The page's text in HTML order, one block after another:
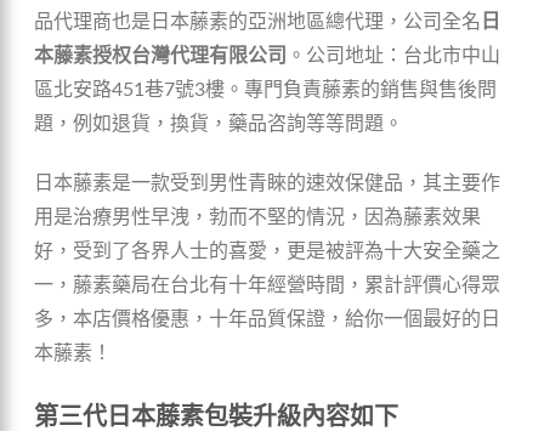
品代理商也是日本藤素的亞洲地區總代理，公司全名 日
本藤素授权台灣代理有限公司 。公司地址：台北市中山
區北安路451巷7號3樓。專門負責藤素的銷售與售後問
題，例如退貨，換貨，藥品咨詢等等問題。
日本藤素是一款受到男性青睞的速效保健品，其主要作
用是治療男性早洩，勃而不堅的情況，因為藤素效果
好，受到了各界人士的喜愛，更是被評為十大安全藥之
一，藤素藥局在台北有十年經營時間，累計評價心得眾
多，本店價格優惠，十年品質保證，給你一個最好的日
本藤素！
第三代日本藤素包裝升級內容如下